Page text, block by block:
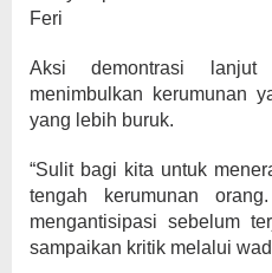
Feri
Aksi demontrasi
menimbulkan kerumunan
yang lebih buruk.
“Sulit bagi kita untuk
tengah kerumunan
mengantisipasi sebelum
sampaikan kritik melalui